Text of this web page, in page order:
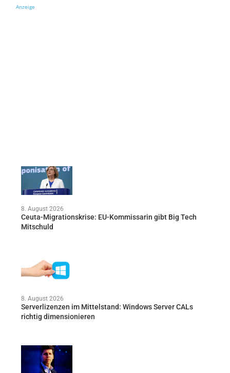
Anzeige
8. August 2026
Ceuta-Migrationskrise: EU-Kommissarin gibt Big Tech
Mitschuld
8. August 2026
Serverlizenzen im Mittelstand: Windows Server CALs
richtig dimensionieren